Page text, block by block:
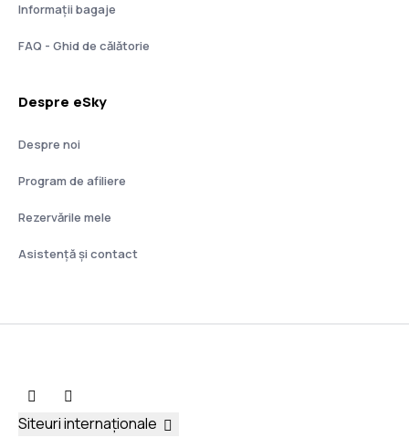
Informații bagaje
FAQ - Ghid de călătorie
Despre eSky
Despre noi
Program de afiliere
Rezervările mele
Asistenţă şi contact
Siteuri internaționale